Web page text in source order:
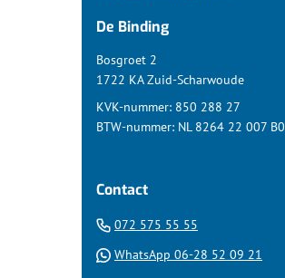
van
paginainhoud
De Binding
Bosgroet 2
1722 KA Zuid-Scharwoude
KVK-nummer: 850 288 27
BTW-nummer: NL 8264 22 007
Contact
072 575 55 55
naar
WhatsApp 06-28 52 09 21